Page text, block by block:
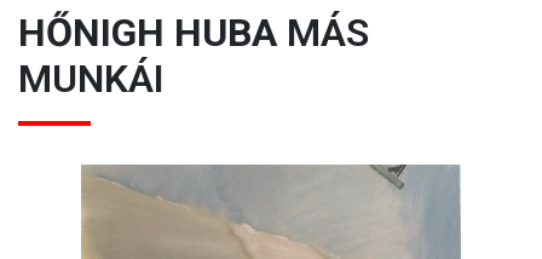
HŐNIGH HUBA MÁS
MUNKÁI